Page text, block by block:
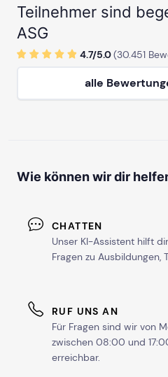
Teilnehmer sind
ASG
4.7/5.0(30.451
alle
Wie können wir dir
CHATTEN
Unser KI-Assistent hilft
Fragen zu Ausbildungen,
RUF UNS AN
Für Fragen sind wir von
zwischen 08:00 und
erreichbar.